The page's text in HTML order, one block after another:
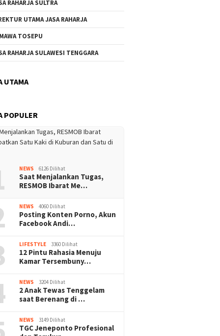
RAHARJA SULTRA
UTAMA JASA RAHARJA
TOSEPU
RAHARJA SULAWESI TENGGARA
UTAMA
POPULER
NEWS 6126 Dilihat
Saat Menjalankan Tugas,
RESMOB Ibarat Me…
NEWS 4060 Dilihat
Posting Konten Porno, Akun
Facebook Andi…
LIFESTYLE 3360 Dilihat
12 Pintu Rahasia Menuju
Kamar Tersembuny…
NEWS 3204 Dilihat
2 Anak Tewas Tenggelam
saat Berenang di …
NEWS 3149 Dilihat
TGC Jeneponto Profesional